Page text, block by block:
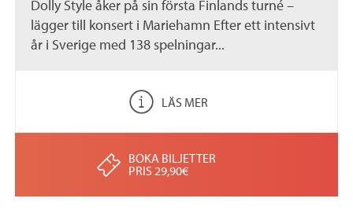
Dolly Style åker på sin första Finlands turné –
lägger till konsert i Mariehamn Efter ett intensivt
år i Sverige med 138 spelningar...
LÄS MER
BOKA BILJETTER
PRIS 29,90€